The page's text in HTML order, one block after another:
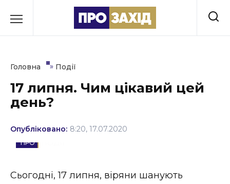
до
Культура
Освіта
Події
Політика
Головна » Події
17 липня. Чим цікавий цей
день?
Опубліковано: 8:20, 17.07.2020
Cьогодні, 17 липня, віряни шанують